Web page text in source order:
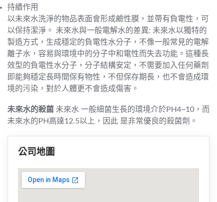
持續作用
以未來水洗淨的物品表面會形成鹼性膜，並帶有負電性，可
以保持潔淨。 未來水與一般電解水的差異: 未來水以獨特的
製造方式，生成穩定的負電性水分子，不像一般常見的電解
離子水，容易與環境中的分子中和電性而失去功能。這種長
效型的負電性水分子，分子結構安定，不需要加入任何藥劑
即能夠穩定長時間保有物性，不但保存期長，也不會造成環
境的污染，對於人體更不會造成傷害。
未來水的殺菌 未來水 一般細菌生長的環境介於PH4~10，而
未來水的PH高達12.5以上，因此 是非常優良的殺菌劑。
公司地圖